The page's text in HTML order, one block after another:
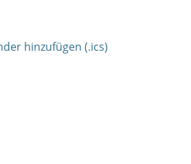
hinzufügen (.ics)